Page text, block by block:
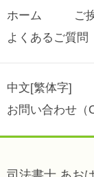
ホーム ご
よくあるご質問
中文[繁体字]
お問い合わせ（